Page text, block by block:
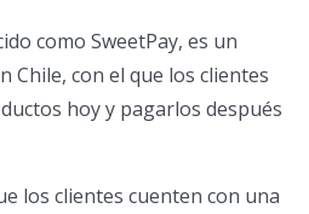
como SweetPay, es un
Chile, con el que los clientes
hoy y pagarlos después
los clientes cuenten con una